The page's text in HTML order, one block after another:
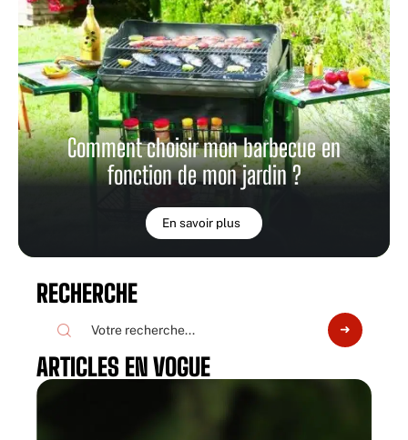
Comment choisir mon barbecue en
fonction de mon jardin ?
En savoir plus
RECHERCHE
ARTICLES EN VOGUE